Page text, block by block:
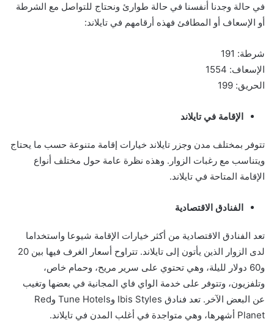
في حالة وجدنا أنفسنا في حالة طوارئ ونحتاج للتواصل مع الشرطة
أو الإسعاف أو المطافئ فهذه أرقامهم في تايلاند:
شرطة: 191
الإسعاف: 1554
الحريق: 199
الإقامة في تايلاند
تتوفر بمختلف مدن وجزر تايلاند خيارات إقامة متنوعة حسب ما يحتاج
ويتناسب مع رغبات الزوار. وهذه نظرة عامة حول مختلف أنواع
الإقامة المتاحة في تايلاند.
الفنادق الاقتصادية
تعد الفنادق الاقتصادية من أكثر خيارات الإقامة شيوعا واستخداما
لدى الزوار الذين يأتون إلى تايلاند. تتراوح أسعار الغرف فيها بين 20
و60 دولار لليلة، وهي تحتوي على سرير مريح، وحمام خاص،
وتلفزيون، وتتوفر على خدمة الواي فاي المجانية في بعضها وتغيب
عن البعض الآخر. تعد فنادق Ibis Styles وTune Hotels وRed
Planet أشهرها، وهي متواجدة في أغلب المدن في تايلاند.